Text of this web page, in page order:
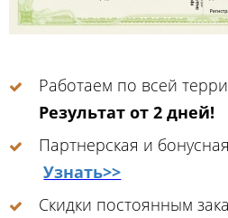
Работаем по всей
Результат от 2 дней!
Партнерская и
Узнать>>
Скидки постоянным